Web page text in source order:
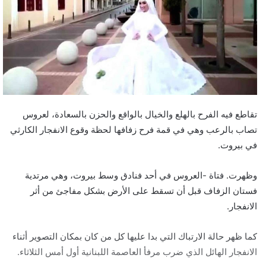
تقاطع فيه الفرح بالهلع والخيال بالواقع والحزن بالسعادة، لعروس
تصاب بالرعب وهي في قمة فرح زفافها لحظة وقوع الانفجار الكارثي
في بيروت.
وظهرت. فتاة -العروس في أحد فنادق وسط بيروت، وهي مرتدية
فستان الزفاف قبل أن تسقط على الأرض بشكل مفاجئ من أثر
الانفجار.
كما ظهر حالة الارتباك التي بدا عليها كل من كان بمكان التصوير أثناء
الانفجار الهائل الذي ضرب مرفأ العاصمة اللبنانية أول أمس الثلاثاء.